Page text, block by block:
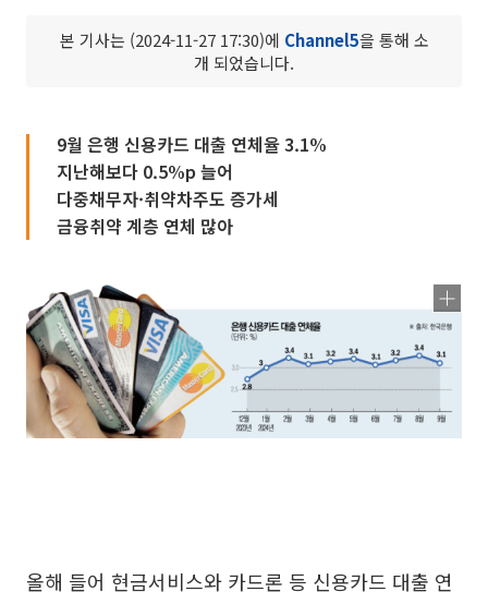
본 기사는 (2024-11-27 17:30)에 Channel5을 통해 소
개 되었습니다.
9월 은행 신용카드 대출 연체율 3.1%
지난해보다 0.5%p 늘어
다중채무자·취약차주도 증가세
금융취약 계층 연체 많아
올해 들어 현금서비스와 카드론 등 신용카드 대출 연